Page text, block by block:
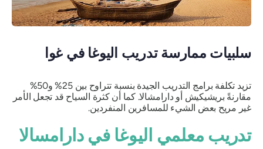
سلبيات ممارسة تدريب اليوغا في غوا
تزيد تكلفة برامج التدريب الجيدة بنسبة تتراوح بين 25% و50%
مقارنةً بريشيكيش أو دارامشالا. كما أن كثرة السياح قد تجعل الأمر
غير مريح بعض الشيء للمسافرين المنفردين.
تدريب معلمي اليوغا في دارامسالا